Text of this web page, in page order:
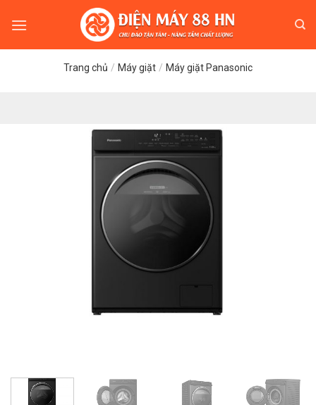
Trang chủ / Máy giặt / Máy giặt Panasonic